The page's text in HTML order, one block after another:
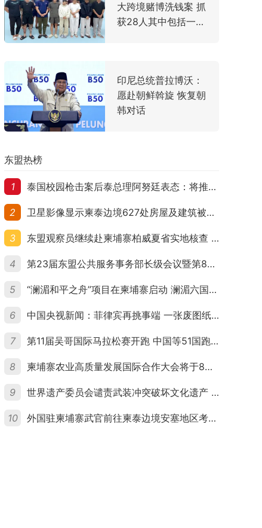
大跨境赌博洗钱案 抓
获28人其中包括一名
印尼总统普拉博沃：
愿赴朝鲜斡旋 恢复朝
韩对话
东盟热榜
1 泰国校园枪击案后泰总理阿努廷表态：将推动修法严控民众携枪
2 卫星影像显示柬泰边境627处房屋及建筑被夷平 人权组织呼吁保护平民财产
3 东盟观察员继续赴柬埔寨柏威夏省实地核查 走访遭袭柬埔寨平民村庄
4 第23届东盟公共服务事务部长级会议暨第8届东盟与中日韩公共服务事务部长级会议在柬埔寨暹粒开幕
5 “澜湄和平之舟”项目在柬埔寨启动 澜湄六国青年共话和平与发展
6 中国央视新闻：菲律宾再挑事端 一张废图纸划不走中国黄岩岛
7 第11届吴哥国际马拉松赛开跑 中国等51国跑者齐聚暹粒
8 柬埔寨农业高质量发展国际合作大会将于8月20日举行
9 世界遗产委员会谴责武装冲突破坏文化遗产 柬埔寨呼吁依法追责并加强国际合作
10 外国驻柬埔寨武官前往柬泰边境安塞地区考察 柬方介绍“危险握手”事件及边境情况